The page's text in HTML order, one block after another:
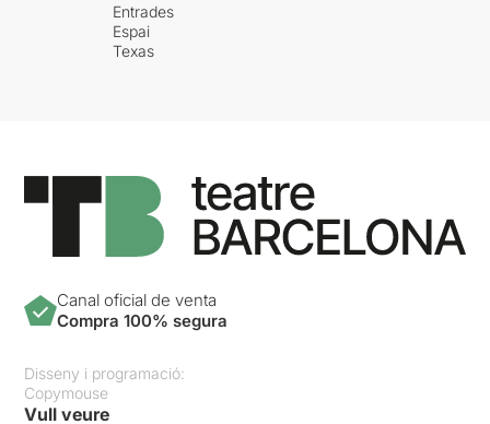
Entrades
Espai
Texas
Canal oficial de venta
Compra 100% segura
Disseny i programació:
Copymouse
Vull veure